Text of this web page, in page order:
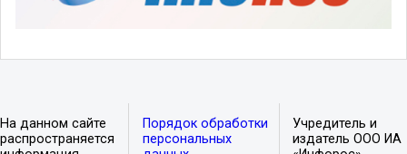
На данном сайте
распространяется
Порядок обработки
персональных
Учредитель и
издатель ООО ИА